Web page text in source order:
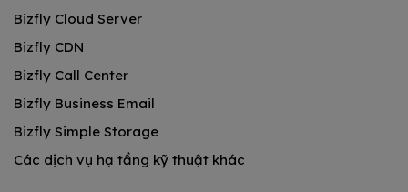
Bizfly Cloud Server
Bizfly CDN
Bizfly Call Center
Bizfly Business Email
Bizfly Simple Storage
Các dịch vụ hạ tầng kỹ thuật khác